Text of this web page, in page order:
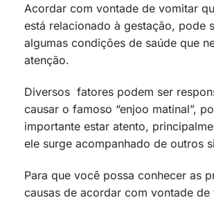
Acordar com vontade de vomitar
está relacionado à gestação, pode
algumas condições de saúde que
atenção.
Diversos fatores podem ser
causar o famoso “enjoo matinal”,
importante estar atento,
ele surge acompanhado de outros
Para que você possa conhecer as
causas de acordar com vontade de